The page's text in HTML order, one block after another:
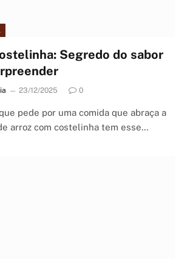
Segredo do sabor
23/12/2025 0
pede por uma comida que abraça a
arroz com costelinha tem esse…